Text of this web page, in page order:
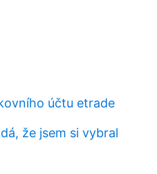
účtu etrade
že jsem si vybral